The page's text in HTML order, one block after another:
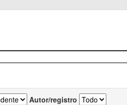
Autor/registro